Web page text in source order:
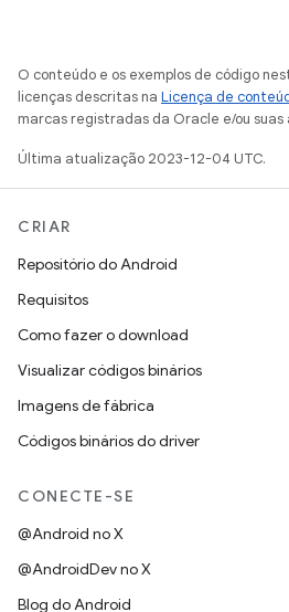
O conteúdo e os exemplos de código
licenças descritas na Licença de
marcas registradas da Oracle e/ou suas
Última atualização 2023-12-04 UTC.
CRIAR
Repositório do Android
Requisitos
Como fazer o download
Visualizar códigos binários
Imagens de fábrica
Códigos binários do driver
CONECTE-SE
@Android no X
@AndroidDev no X
Blog do Android